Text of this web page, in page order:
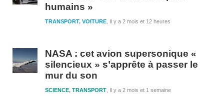
humains »
Il y a 2 mois et 12 heures
TRANSPORT, VOITURE
NASA : cet avion supersonique «
silencieux » s’apprête à passer le
mur du son
Il y a 2 mois et 1 semaine
SCIENCE, TRANSPORT